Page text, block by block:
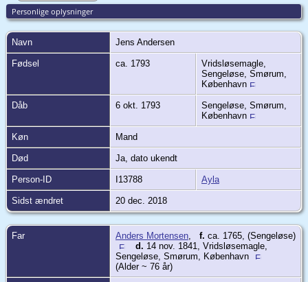
Personlige oplysninger
Navn Jens Andersen
Fødsel ca. 1793
Vridsløsemagle,
Sengeløse, Smørum,
København
Dåb 6 okt. 1793
Sengeløse, Smørum,
København
Køn Mand
Død Ja, dato ukendt
Person-ID I13788 Ayla
Sidst ændret 20 dec. 2018
Far Anders Mortensen, f. ca. 1765, (Sengeløse)
d. 14 nov. 1841, Vridsløsemagle,
Sengeløse, Smørum, København
(Alder ~ 76 år)